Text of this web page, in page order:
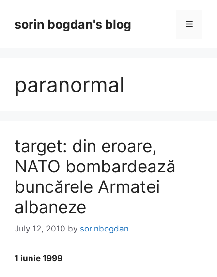
contentsorin bogdan's blog Menu
paranormal
target: din eroare,
NATO bombardează
buncărele Armatei
albaneze
July 12, 2010 by sorinbogdan
1 iunie 1999